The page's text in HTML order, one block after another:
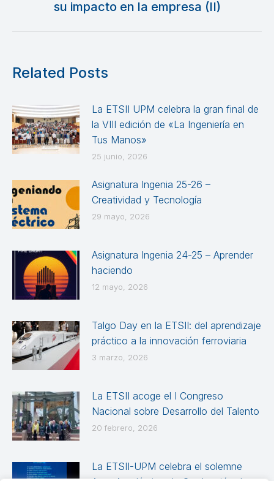
siguiente:
su impacto en la empresa (II)
Related Posts
La ETSII UPM celebra la gran final de
la VIII edición de «La Ingeniería en
Tus Manos»
25 junio, 2026
Asignatura Ingenia 25-26 –
Creatividad y Tecnología
29 mayo, 2026
Asignatura Ingenia 24-25 – Aprender
haciendo
12 mayo, 2026
Talgo Day en la ETSII: del aprendizaje
práctico a la innovación ferroviaria
3 marzo, 2026
La ETSII acoge el I Congreso
Nacional sobre Desarrollo del Talento
20 febrero, 2026
La ETSII-UPM celebra el solemne